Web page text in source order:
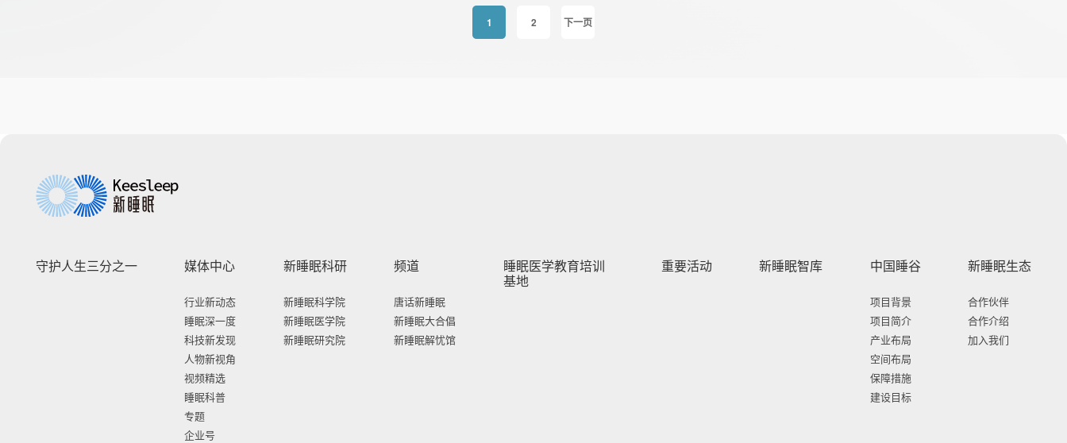
1 2 下一页
守护人生三分之一 媒体中心
行业新动态
睡眠深一度
科技新发现
人物新视角
视频精选
睡眠科普
专题
企业号
新睡眠科研
新睡眠科学院
新睡眠医学院
新睡眠研究院
频道
唐话新睡眠
新睡眠大合倡
新睡眠解忧馆
睡眠医学教育培训
基地
重要活动 新睡眠智库 中国睡谷
项目背景
项目简介
产业布局
空间布局
保障措施
建设目标
新睡眠生态
合作伙伴
合作介绍
加入我们